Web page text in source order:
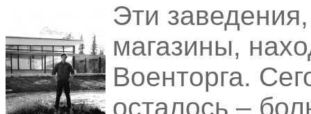
Эти
магазины,
Военторга.
осталось –